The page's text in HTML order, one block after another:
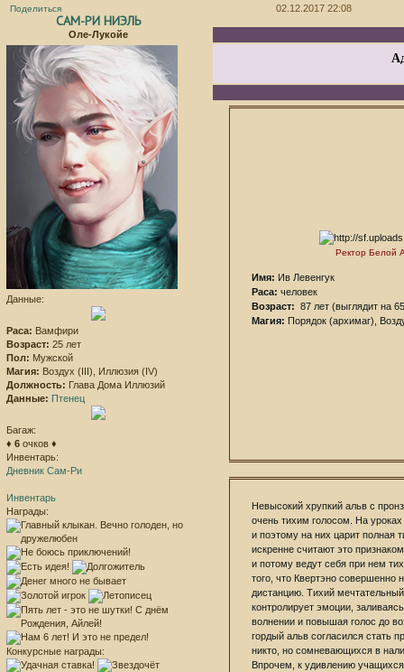
Поделиться 02.12.2017 22:08
САМ-РИ НИЭЛЬ
Оле-Лукойе
Данные:
Раса: Вамфири
Возраст: 25 лет
Пол: Мужской
Магия: Воздух (III), Иллюзия (IV)
Должность: Глава Дома Иллюзий
Данные: Птенец
Багаж:
♦ 6 очков ♦
Инвентарь:
Дневник Сам-Ри
Инвентарь
Награды:
Конкурсные награды:
Ректор Белой
Имя: Ив Левенгук
Раса: человек
Возраст: 87 лет (выглядит на
Магия: Порядок (архимаг),
Невысокий хрупкий альв с
очень тихим голосом. На уроках
и поэтому на них царит полная
искренне считают это
и потому ведут себя при нем
того, что Квертэно совершенно
дистанцию. Тихий
контролирует эмоции,
волнении и повышая голос до
гордый альв согласился стать
никто, но сомневающихся в
Впрочем, к удивлению